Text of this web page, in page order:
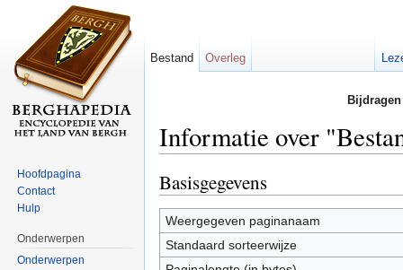
Informatie over
Basisgegevens
Weergegeven paginanaam
Standaard sorteerwijze
Bestand Overleg
Hoofdpagina
Contact
Hulp
Onderwerpen
Onderwerpen